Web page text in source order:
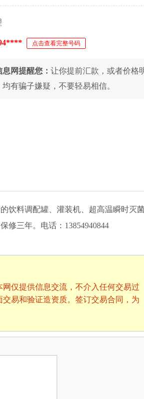
点击查看完整号码
网提醒您： 让你提前汇款，或者价格
有骗子嫌疑，不要轻易相信。
饮料调配罐、灌装机、超高温瞬时灭
修三年。电话：13854940844
仅提供信息交流，不介入任何交易过
易和验证造资质。签订交易合同，为